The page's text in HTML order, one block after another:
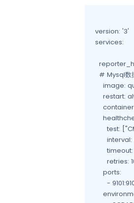
version: '3'
services:
# Mysql数
image:
restart:
test:
retries:
    ports:
-